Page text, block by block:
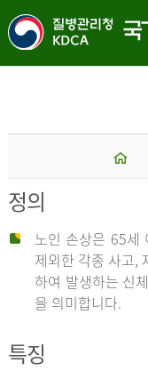
홈
정의
노인 손상은 65세
제외한 각종 사고,
하여 발생하는 신
을 의미합니다.
특징